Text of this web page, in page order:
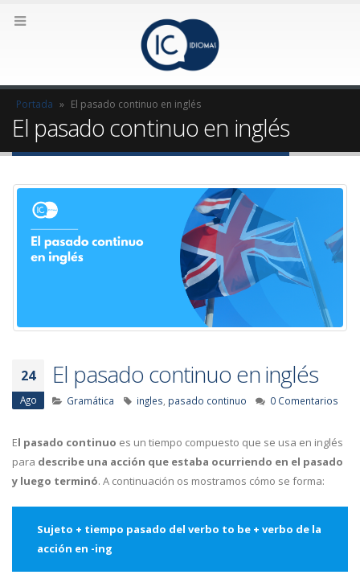
Portada » El pasado continuo en inglés
El pasado continuo en inglés
24
Ago
El pasado continuo en inglés
Gramática ingles pasado continuo 0 Comentarios
El pasado continuo es un tiempo compuesto que se usa en inglés
para describe una acción que estaba ocurriendo en el pasado
y luego terminó. A continuación os mostramos cómo se forma:
Sujeto + tiempo pasado del verbo to be + verbo de la
acción en -ing